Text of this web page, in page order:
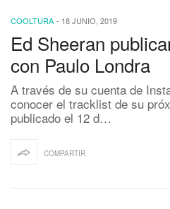
COOLTURA - 18 JUNIO, 2019
Ed Sheeran
con Paulo Londra
A través de su cuenta de
conocer el tracklist de su
publicado el 12 d…
COMPARTIR